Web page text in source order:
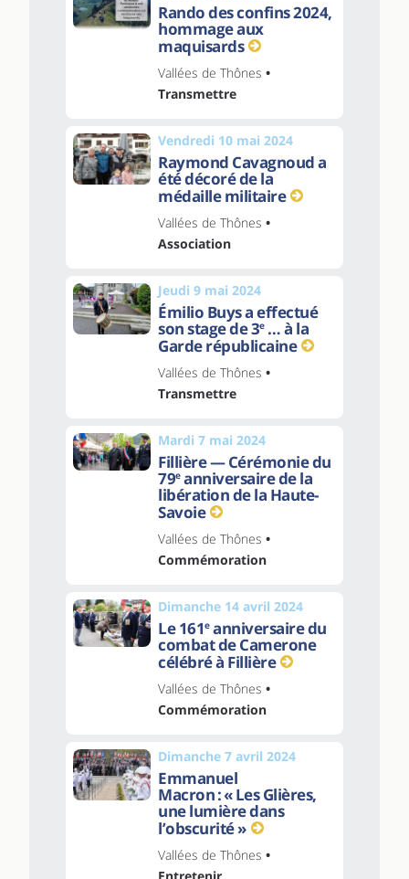
Rando des confins 2024,
hommage aux
maquisards
Vallées de Thônes •
Transmettre
Vendredi 10 mai 2024
Raymond Cavagnoud a
été décoré de la
médaille militaire
Vallées de Thônes •
Association
Jeudi 9 mai 2024
Émilio Buys a effectué
son stage de 3e… à la
Garde républicaine
Vallées de Thônes •
Transmettre
Mardi 7 mai 2024
Fillière — Cérémonie du
79eanniversaire de la
libération de la Haute-
Savoie
Vallées de Thônes •
Commémoration
Dimanche 14 avril 2024
Le 161eanniversaire du
combat de Camerone
célébré à Fillière
Vallées de Thônes •
Commémoration
Dimanche 7 avril 2024
Emmanuel
Macron : « Les Glières,
une lumière dans
l’obscurité »
Vallées de Thônes •
Entretenir